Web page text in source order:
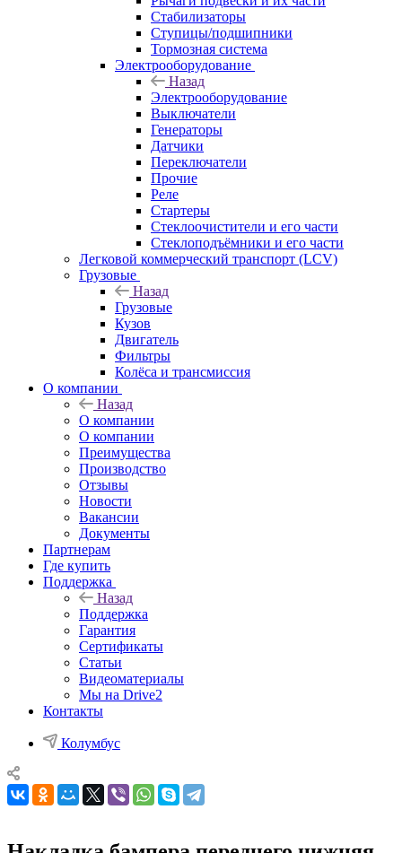
Стабилизаторы
Ступицы/подшипники
Тормозная система
Электрооборудование
Назад
Электрооборудование
Выключатели
Генераторы
Датчики
Переключатели
Прочие
Реле
Стартеры
Стеклоочистители и его части
Стеклоподъёмники и его части
Легковой коммерческий транспорт (LCV)
Грузовые
Назад
Грузовые
Кузов
Двигатель
Фильтры
Колёса и трансмиссия
О компании
Назад
О компании
О компании
Преимущества
Производство
Отзывы
Новости
Вакансии
Документы
Партнерам
Где купить
Поддержка
Назад
Поддержка
Гарантия
Сертификаты
Статьи
Видеоматериалы
Мы на Drive2
Контакты
Колумбус